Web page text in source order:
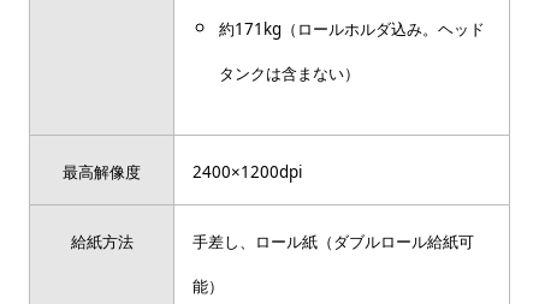
約171kg（ロールホルダ込み。ヘッド
タンクは含まない）
最高解像度 2400×1200dpi
給紙方法 手差し、ロール紙（ダブルロール給紙可
能）